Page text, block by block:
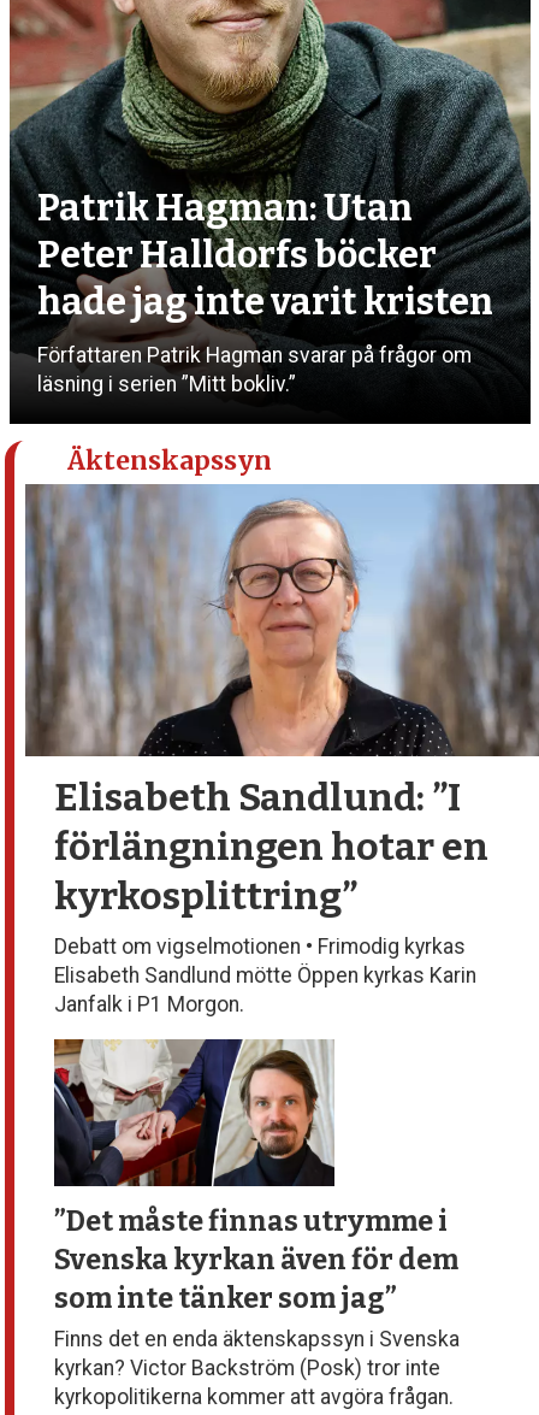
Patrik Hagman: Utan
Peter Halldorfs böcker
hade jag inte varit kristen
Författaren Patrik Hagman svarar på frågor om
läsning i serien ”Mitt bokliv.”
Äktenskapssyn
Elisabeth Sandlund: ”I
förlängningen hotar en
kyrkosplittring”
Debatt om vigselmotionen • Frimodig kyrkas
Elisabeth Sandlund mötte Öppen kyrkas Karin
Janfalk i P1 Morgon.
”Det måste finnas utrymmei
Svenska kyrkan även för dem
som inte tänker som jag”
Finns det en enda äktenskapssyn i Svenska
kyrkan? Victor Backström (Posk) tror inte
kyrkopolitikerna kommer att avgöra frågan.